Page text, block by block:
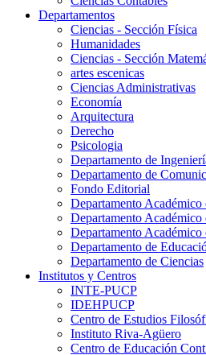
Departamentos
Ciencias - Sección Física
Humanidades
Ciencias - Sección
artes escenicas
Ciencias Administrativas
Economía
Arquitectura
Derecho
Psicologia
Departamento de
Departamento de
Fondo Editorial
Departamento Académico
Departamento
Departamento
Departamento de
Departamento de Ciencias
Institutos y Centros
INTE-PUCP
IDEHPUCP
Centro de Estudios
Instituto Riva-Agüero
Centro de Educación